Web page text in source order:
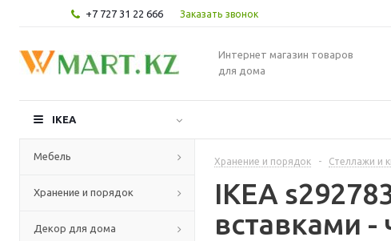
+7 727 31 22 666 Заказать звонок
Интернет магазин товаров
для дома
IKEA
Мебель
Хранение и порядок
Декор для дома
Хранение и порядок - Стеллажи и
IKEA
вставками